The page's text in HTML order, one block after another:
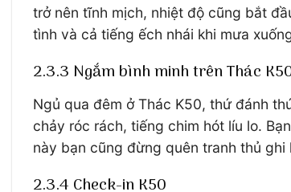
trở nên tĩnh mịch, nhiệt độ cũng bắt
tình và cả tiếng ếch nhái khi mưa
2.3.3 Ngắm bình minh trên Thác
Ngủ qua đêm ở Thác K50, thứ đánh
chảy róc rách, tiếng chim hót líu lo.
này bạn cũng đừng quên tranh thủ
2.3.4 Check-in K50